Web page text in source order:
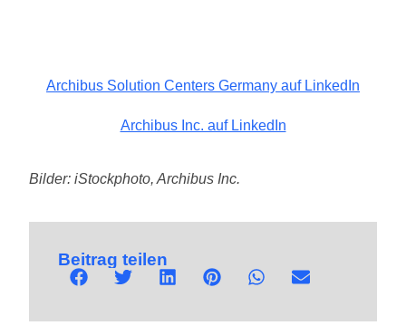
Archibus Solution Centers Germany auf LinkedIn
Archibus Inc. auf LinkedIn
Bilder: iStockphoto, Archibus Inc.
Beitrag teilen